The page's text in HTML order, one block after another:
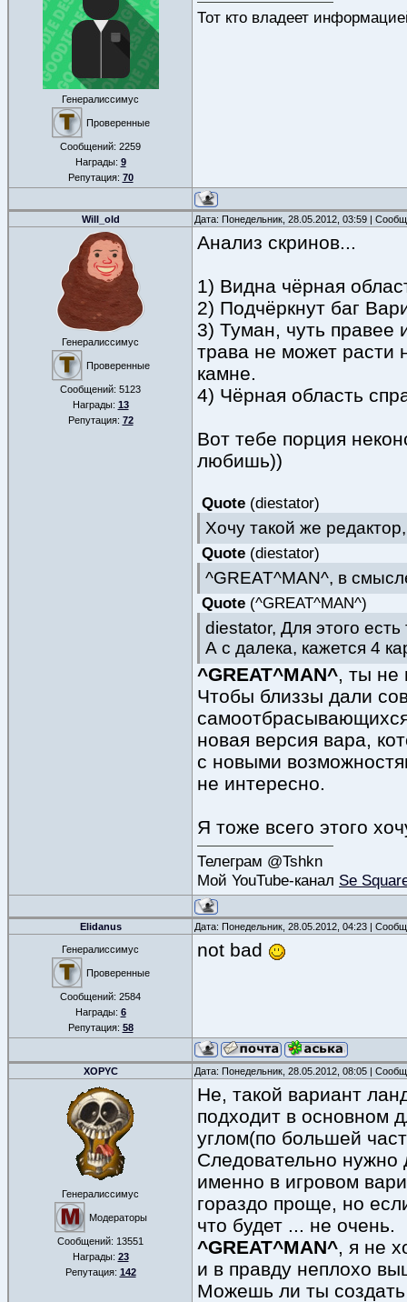
Генералиссимус
Проверенные
Сообщений: 2259
Награды: 9
Репутация: 70
Тот кто владеет
Will_old Дата: Понедельник, 28.05.2012, 03:59 |
Генералиссимус
Проверенные
Сообщений: 5123
Награды: 13
Репутация: 72
Анализ скринов...
1) Видна чёрная
2) Подчёркнут баг
3) Туман, чуть правее
трава не может расти
камне.
4) Чёрная область
Вот тебе порция
любишь))
Quote (diestator)
Хочу такой же
Quote (diestator)
^GREAT^MAN^, в
Quote (^GREAT^MAN^)
diestator, Для этого
А с далека, кажется 4
^GREAT^MAN^, ты не
Чтобы близзы дали
новая версия вара,
с новыми
не интересно.
Я тоже всего этого
Телеграм @Tshkn
Мой YouTube-канал Se
Elidanus Дата: Понедельник, 28.05.2012, 04:23 |
Генералиссимус
Проверенные
Сообщений: 2584
Награды: 6
Репутация: 58
not bad
XOPYC Дата: Понедельник, 28.05.2012, 08:05 |
Генералиссимус
Модераторы
Сообщений: 13551
Награды: 23
Репутация: 142
Не, такой вариант
подходит в основном
углом(по большей
Следовательно нужно
именно в игровом
гораздо проще, но
что будет ... не очень.
^GREAT^MAN^, я не
и в правду неплохо
Можешь ли ты